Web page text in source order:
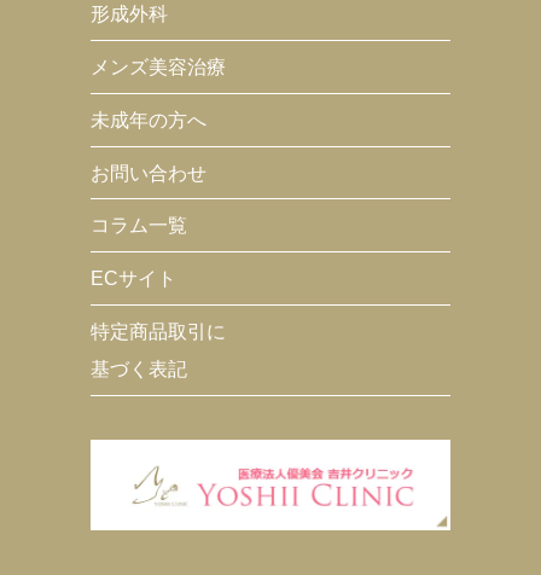
形成外科
メンズ美容治療
未成年の方へ
お問い合わせ
コラム一覧
ECサイト
特定商品取引に
基づく表記